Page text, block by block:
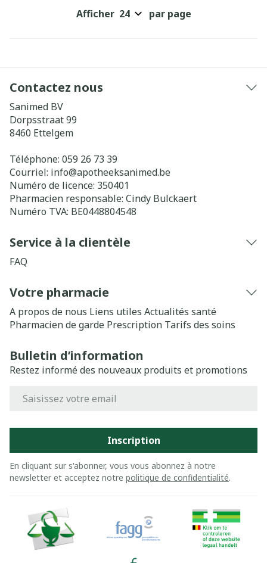
Afficher par page
Contactez nous
Sanimed BV
Dorpsstraat 99
8460 Ettelgem
Téléphone: 059 26 73 39
Courriel: info@apotheeksanimed.be
Numéro de licence: 350401
Pharmacien responsable: Cindy Bulckaert
Numéro TVA: BE0448804548
Service à la clientèle
FAQ
Votre pharmacie
A propos de nous Liens utiles Actualités santé
Pharmacien de garde Prescription Tarifs des soins
Bulletin d’information
Restez informé des nouveaux produits et promotions
Inscription
En cliquant sur s'abonner, vous vous abonnez à notre
newsletter et acceptez notre politique de confidentialité.